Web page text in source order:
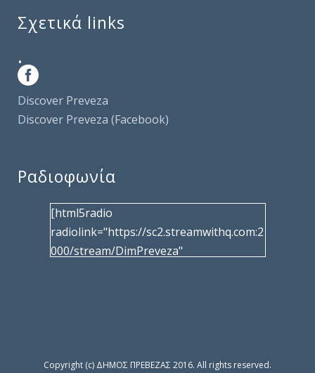
Σχετικά links
.
Discover Preveza
Discover Preveza (Facebook)
Ραδιοφωνία
[html5radio
radiolink="https://sc2.streamwithq.com:2
000/stream/DimPreveza"
facebook="https://www.facebook.com/%
Copyright (c) ΔΗΜΟΣ ΠΡΕΒΕΖΑΣ 2016. All rights reserved.